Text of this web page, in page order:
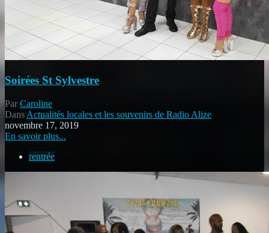
Soirées St Sylvestre
Par Caroline
Dans Actualités locales et les souvenirs de Radio Alize
novembre 17, 2019
En savoir plus...
rentrée